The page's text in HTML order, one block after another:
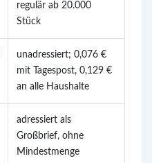
regulär ab 20.000
Stück
unadressiert; 0,076 €
mit Tagespost, 0,129 €
an alle Haushalte
adressiert als
Großbrief, ohne
Mindestmenge